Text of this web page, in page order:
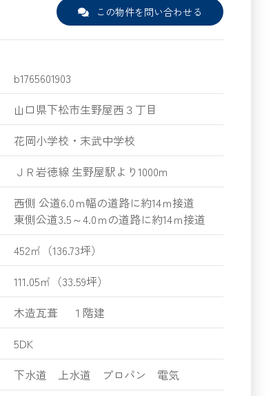
この物件を問い合わせる
b1765601903
山口県下松市生野屋西３丁目
花岡小学校・末武中学校
ＪＲ岩徳線 生野屋駅より1000m
西側 公道6.0ｍ幅の道路に約14ｍ接道
東側公道3.5～4.0ｍの道路に約14ｍ接道
452㎡（136.73坪）
111.05㎡（33.59坪）
木造瓦葺 １階建
5DK
下水道 上水道 プロパン 電気